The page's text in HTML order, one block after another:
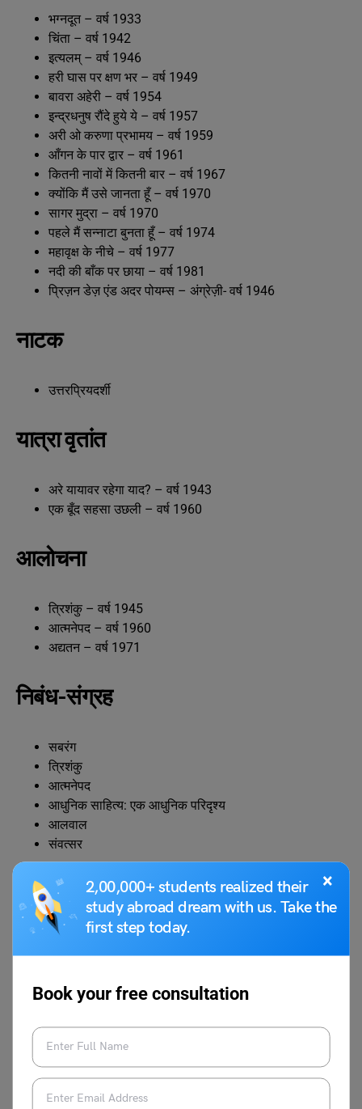
×
2,00,000+ students realized their
study abroad dream with us. Take the
first step today.
Book your free consultation
भग्नदूत – वर्ष 1933
चिंता – वर्ष 1942
इत्यलम् – वर्ष 1946
हरी घास पर क्षण भर – वर्ष 1949
बावरा अहेरी – वर्ष 1954
इन्द्रधनुष रौंदे हुये ये – वर्ष 1957
अरी ओ करुणा प्रभामय – वर्ष 1959
आँगन के पार द्वार – वर्ष 1961
कितनी नावों में कितनी बार – वर्ष 1967
क्योंकि मैं उसे जानता हूँ – वर्ष 1970
सागर मुद्रा – वर्ष 1970
पहले मैं सन्नाटा बुनता हूँ – वर्ष 1974
महावृक्ष के नीचे – वर्ष 1977
नदी की बाँक पर छाया – वर्ष 1981
प्रिज़न डेज़ एंड अदर पोयम्स – अंग्रेज़ी- वर्ष 1946
नाटक
उत्तरप्रियदर्शी
यात्रा वृतांत
अरे यायावर रहेगा याद? – वर्ष 1943
एक बूँद सहसा उछली – वर्ष 1960
आलोचना
त्रिशंकु – वर्ष 1945
आत्मनेपद – वर्ष 1960
अद्यतन – वर्ष 1971
निबंध-संग्रह
सबरंग
त्रिशंकु
आत्मनेपद
आधुनिक साहित्य: एक आधुनिक परिदृश्य
आलवाल
संवत्सर
संस्मरण
डायरी
भवंती
अंतरा
शाश्वती